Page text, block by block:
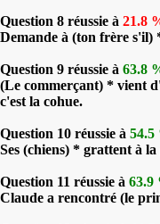
Question 8 réussie à 21.8
Demande à (ton frère s'il)
Question 9 réussie à 63.8
(Le commerçant) * vient
c'est la cohue.
Question 10 réussie à 54.5
Ses (chiens) * grattent à
Question 11 réussie à 63.9
Claude a rencontré (le